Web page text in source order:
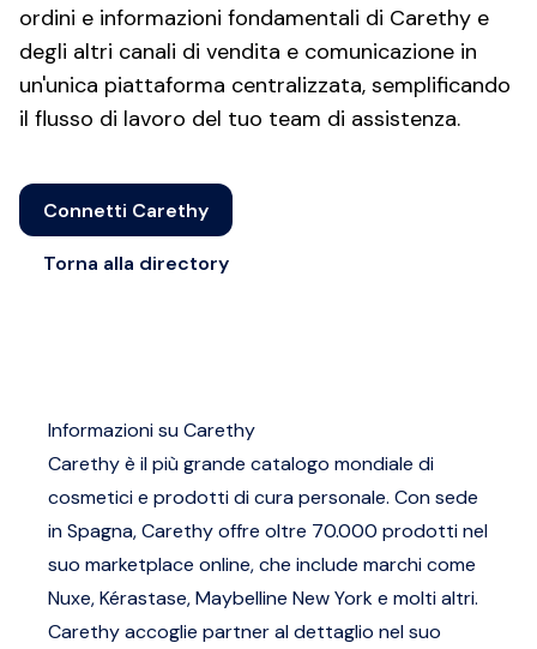
ordini e informazioni fondamentali di Carethy e
degli altri canali di vendita e comunicazione in
un'unica piattaforma centralizzata, semplificando
il flusso di lavoro del tuo team di assistenza.
Connetti Carethy
Torna alla directory
Informazioni su Carethy
Carethy è il più grande catalogo mondiale di
cosmetici e prodotti di cura personale. Con sede
in Spagna, Carethy offre oltre 70.000 prodotti nel
suo marketplace online, che include marchi come
Nuxe, Kérastase, Maybelline New York e molti altri.
Carethy accoglie partner al dettaglio nel suo